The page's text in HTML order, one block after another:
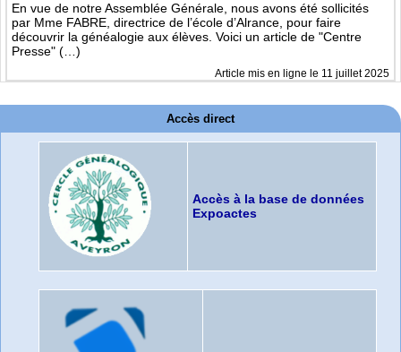
En vue de notre Assemblée Générale, nous avons été sollicités
par Mme FABRE, directrice de l’école d’Alrance, pour faire
découvrir la généalogie aux élèves. Voici un article de "Centre
Presse" (…)
Article mis en ligne le 11 juillet 2025
Accès direct
Accès à la base de données
Expoactes